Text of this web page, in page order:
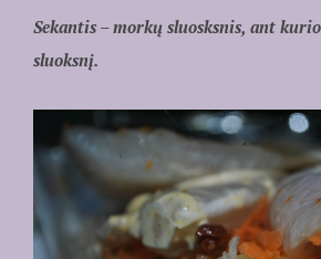
Sekantis – morkų sluosksnis, ant
sluoksnį.